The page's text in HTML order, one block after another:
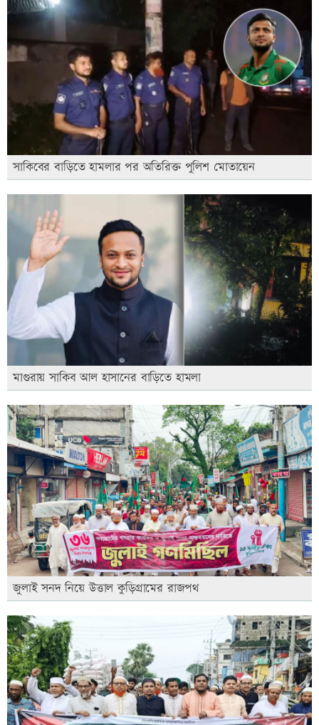
সাকিবের বাড়িতে হামলার পর অতিরিক্ত পুলিশ মোতায়েন
মাগুরায় সাকিব আল হাসানের বাড়িতে হামলা
জুলাই সনদ নিয়ে উত্তাল কুড়িগ্রামের রাজপথ